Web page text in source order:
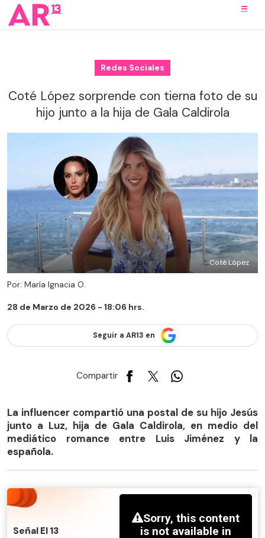
Redes Sociales
Coté López sorprende con tierna foto de su
hijo junto a la hija de Gala Caldirola
Coté López
Por: María Ignacia O.
28 de Marzo de 2026 - 18:06 hrs.
Seguir a AR13 en
Compartir
La influencer compartió una postal de su hijo Jesús
junto a Luz, hija de Gala Caldirola, en medio del
mediático romance entre Luis Jiménez y la
española.
Señal El 13